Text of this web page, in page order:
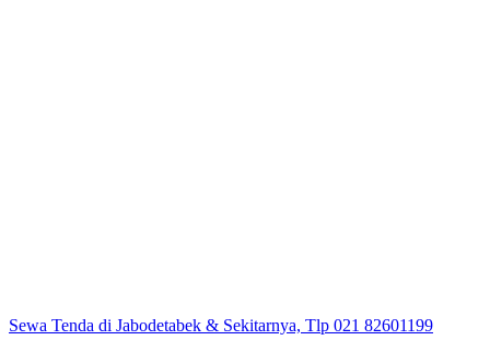
Sewa Tenda di Jabodetabek & Sekitarnya, Tlp 021 82601199